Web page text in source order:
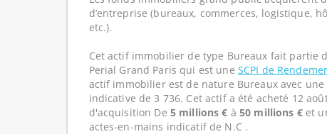
d’entreprise (bureaux, commerces, logistique,
etc.).
Cet actif immobilier de type Bureaux fait partie
Perial Grand Paris qui est une SCPI de
actif immobilier est de nature Bureaux avec
indicative de 3 736. Cet actif a été acheté 12
d'acquisition De 5 millions € à 50 millions €et
actes-en-mains indicatif de N.C .